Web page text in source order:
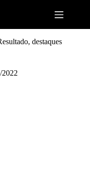
destaques
2022